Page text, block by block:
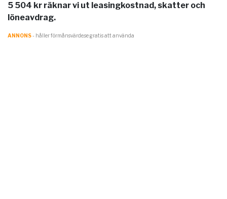
5 504 kr räknar vi ut leasingkostnad, skatter och
löneavdrag.
ANNONS- håller förmånsvärde.se gratis att använda